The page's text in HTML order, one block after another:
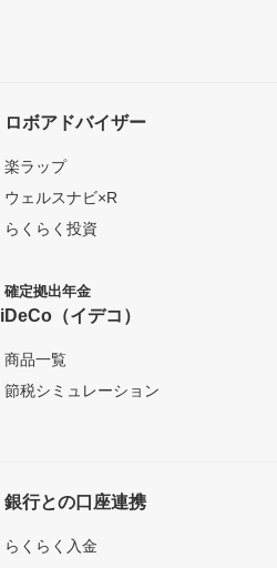
ロボアドバイザー
楽ラップ
ウェルスナビ×R
らくらく投資
確定拠出年金
iDeCo（イデコ）
商品一覧
節税シミュレーション
銀行との口座連携
らくらく入金